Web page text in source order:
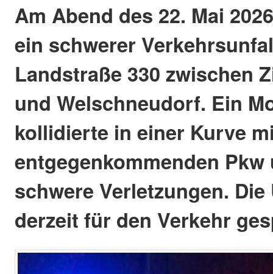
Am Abend des 22. Mai
ein schwerer
Landstraße 330 zwischen
und Welschneudorf. Ein
kollidierte in einer Kurve
entgegenkommenden
schwere Verletzungen.
derzeit für den Verkehr